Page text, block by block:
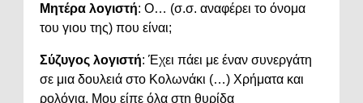
Μητέρα λογιστή: Ο… (σ.σ. αναφέρει το όνομα
του γιου της) που είναι;
Σύζυγος λογιστή: Έχει πάει με έναν συνεργάτη
σε μια δουλειά στο Κολωνάκι (…) Χρήματα και
ρολόγια. Μου είπε όλα στη θυρίδα